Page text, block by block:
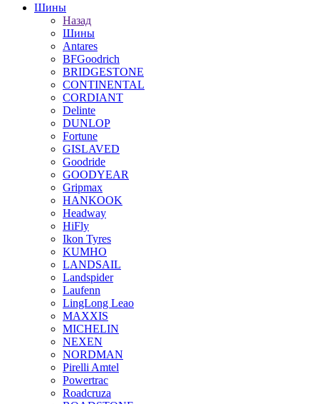
Шины
Назад
Шины
Antares
BFGoodrich
BRIDGESTONE
CONTINENTAL
CORDIANT
Delinte
DUNLOP
Fortune
GISLAVED
Goodride
GOODYEAR
Gripmax
HANKOOK
Headway
HiFly
Ikon Tyres
KUMHO
LANDSAIL
Landspider
Laufenn
LingLong Leao
MAXXIS
MICHELIN
NEXEN
NORDMAN
Pirelli Amtel
Powertrac
Roadcruza